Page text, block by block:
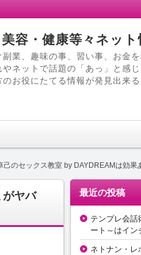
容・健康等々ネッ
業、趣味の事、習い事、お金
ネットで話題の「あっ」と感
お役にたてる情報が発見出来
己のセックス教室 by DAYDREAMは効果
がヤバ
最近の投稿
テンプレ会話
ート～はイン
ネトナン・レ